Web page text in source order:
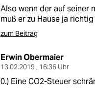
wahrheit
verlag
veranstaltungen
Also wenn der auf seiner
muß er zu Hause ja richtig
zum Beitrag
Erwin Obermaier
13.02.2019 , 16:36 Uhr
0.) Eine CO2-Steuer